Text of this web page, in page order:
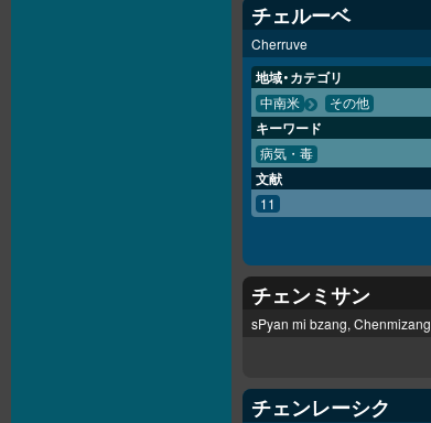
チェルーベ
Cherruve
地域・カテゴリ
中南米 その他
キーワード
病気・毒
文献
11
チェンミサン
sPyan mi bzang, Chenmizang
チェンレーシク